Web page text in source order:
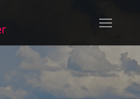
Ostseejumper.de
ostseejumper.de – alles über das Leben
auf dem Wasser